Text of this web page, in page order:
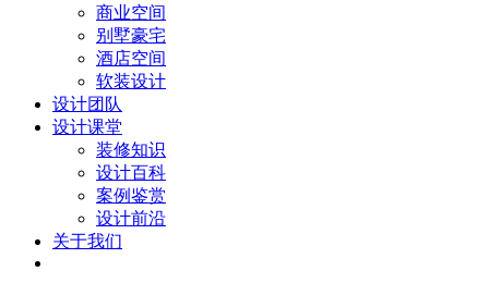
商业空间
别墅豪宅
酒店空间
软装设计
设计团队
设计课堂
装修知识
设计百科
案例鉴赏
设计前沿
关于我们